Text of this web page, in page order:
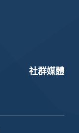
社群媒體